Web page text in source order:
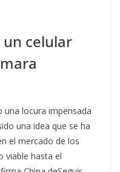
celular
una locura impensada
una idea que se ha
el mercado de los
viable hasta el